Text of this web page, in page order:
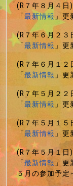
(R７年８月４日)
「最新情報」更
(R７年６月２３
「最新情報」更
(R７年６月１２
「最新情報」更
(R７年５月２２
「最新情報」更
(R７年５月１５
「最新情報」更
(R７年５月１日)
「最新情報」更
５月の参加予定